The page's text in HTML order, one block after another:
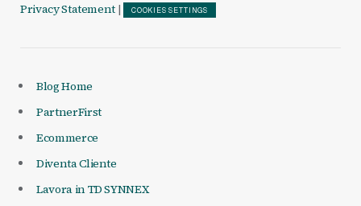
Privacy Statement | COOKIES SETTINGS
Blog Home
PartnerFirst
Ecommerce
Diventa Cliente
Lavora in TD SYNNEX